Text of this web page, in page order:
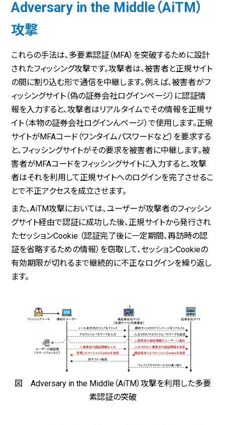
Adversary in the Middle（AiTM）
攻撃
これらの手法は、多要素認証（MFA）を突破するために設計
されたフィッシング攻撃です。攻撃者は、被害者と正規サイト
の間に割り込む形で通信を中継します。例えば、被害者がフ
ィッシングサイト（偽の証券会社ログインページ）に認証情
報を入力すると、攻撃者はリアルタイムでその情報を正規サ
イト（本物の証券会社ログインんページ）で使用します。正規
サイトがMFAコード（ワンタイムパスワードなど）を要求する
と、フィッシングサイトがその要求を被害者に中継します。被
害者がMFAコードをフィッシングサイトに入力すると、攻撃
者はそれを利用して正規サイトへのログインを完了させるこ
とで不正アクセスを成立させます。
また、AiTM攻撃においては、ユーザーが攻撃者のフィッシン
グサイト経由で認証に成功した後、正規サイトから発行され
たセッションCookie （認証完了後に一定期間、再訪時の認
証を省略するための情報）を窃取して、セッションCookieの
有効期限が切れるまで継続的に不正なログインを繰り返し
ます。
図 Adversary in the Middle（AiTM）攻撃を利用した多要
素認証の突破